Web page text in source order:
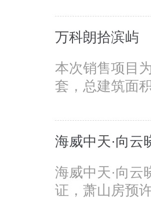
万科朗拾滨屿
本次销售项目
套，总建筑面
海威中天·向云
海威中天·向云
证，萧山房预